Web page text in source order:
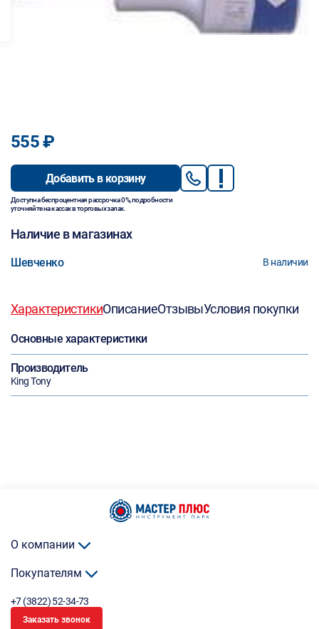
555 ₽
Добавить в корзину
Доступна беспроцентная рассрочка 0%, подробности
уточняйте на кассах в торговых залах.
Наличие в магазинах
Шевченко В наличии
ХарактеристикиОписаниеОтзывыУсловия покупки
Основные характеристики
Производитель
King Tony
О компании
Покупателям
+7 (3822) 52-34-73
Заказать звонок